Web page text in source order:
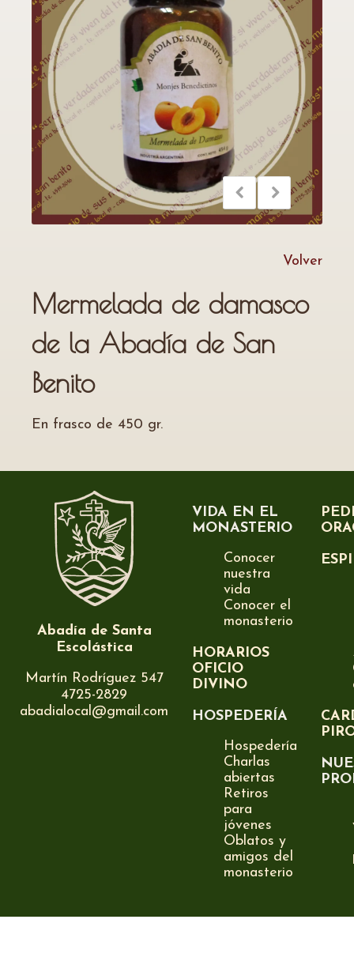
Volver
Mermelada de damasco
de la Abadía de San
Benito
En frasco de 450 gr.
Abadía de Santa
Escolástica
Martín Rodríguez 547
4725-2829
abadialocal@gmail.com
VIDA EN EL
MONASTERIO
Conocer
nuestra
vida
Conocer el
monasterio
HORARIOS
OFICIO
DIVINO
HOSPEDERÍA
Hospedería
Charlas
abiertas
Retiros
para
jóvenes
Oblatos y
amigos del
monasterio